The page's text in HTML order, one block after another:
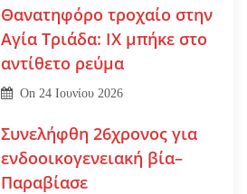
Θανατηφόρο τροχαίο στην
Αγία Τριάδα: ΙΧ μπήκε στο
αντίθετο ρεύμα
On 24 Ιουνίου 2026
Συνελήφθη 26χρονος για
ενδοοικογενειακή βία–
Παραβίασε